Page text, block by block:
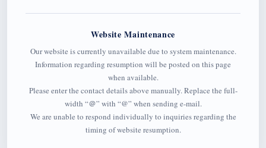
Website Maintenance
Our website is currently unavailable due to system maintenance.
Information regarding resumption will be posted on this page
when available.
Please enter the contact details above manually. Replace the full-
width “＠” with “@” when sending e-mail.
We are unable to respond individually to inquiries regarding the
timing of website resumption.